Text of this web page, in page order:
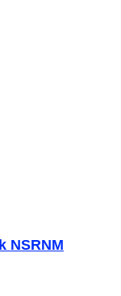
NSRNM